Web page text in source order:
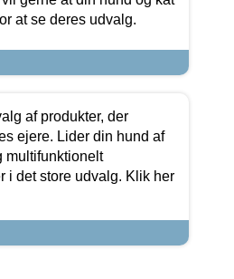
at se deres udvalg.
af produkter, der
ejere. Lider din hund af
multifunktionelt
i det store udvalg. Klik her